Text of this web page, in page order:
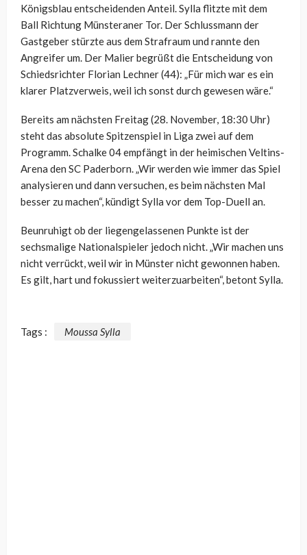
Königsblau entscheidenden Anteil. Sylla flitzte mit dem
Ball Richtung Münsteraner Tor. Der Schlussmann der
Gastgeber stürzte aus dem Strafraum und rannte den
Angreifer um. Der Malier begrüßt die Entscheidung von
Schiedsrichter Florian Lechner (44): „Für mich war es ein
klarer Platzverweis, weil ich sonst durch gewesen wäre.“
Bereits am nächsten Freitag (28. November, 18:30 Uhr)
steht das absolute Spitzenspiel in Liga zwei auf dem
Programm. Schalke 04 empfängt in der heimischen Veltins-
Arena den SC Paderborn. „Wir werden wie immer das Spiel
analysieren und dann versuchen, es beim nächsten Mal
besser zu machen“, kündigt Sylla vor dem Top-Duell an.
Beunruhigt ob der liegengelassenen Punkte ist der
sechsmalige Nationalspieler jedoch nicht. „Wir machen uns
nicht verrückt, weil wir in Münster nicht gewonnen haben.
Es gilt, hart und fokussiert weiterzuarbeiten“, betont Sylla.
Tags : Moussa Sylla